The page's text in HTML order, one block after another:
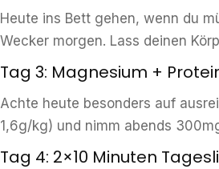
Heute ins Bett gehen, wenn du
Wecker morgen. Lass deinen
Tag 3: Magnesium +
Achte heute besonders auf
1,6g/kg) und nimm abends
Tag 4: 2×10 Minuten